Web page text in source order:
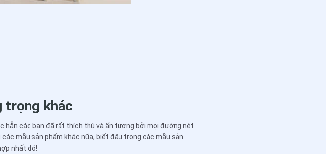
trọng khác
hẳn các bạn đã rất thích thú và ấn tượng bởi mọi đường nét
mẫu sản phẩm khác nữa, biết đâu trong các mẫu sản
nhất đó!